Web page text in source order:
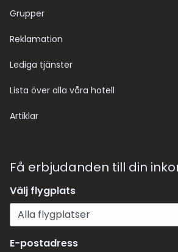
Grupper
Reklamation
Lediga tjänster
Lista över alla våra hotell
Artiklar
Få erbjudanden till din
Välj flygplats
E-postadress